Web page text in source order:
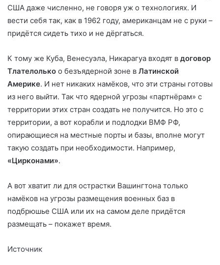
США даже численно, не говоря уж о технологиях. И
вести себя так, как в 1962 году, американцам не с руки –
придётся сидеть тихо и не дёргаться.
К тому же Куба, Венесуэла, Никарагуа входят в договор
Тлателолько о безъядерной зоне в Латинской
Америке. И нет никаких намёков, что эти страны готовы
из него выйти. Так что ядерной угрозы «партнёрам» с
территории этих стран создать не получится. Но это с
территории, а вот корабли и подлодки ВМФ РФ,
опирающиеся на местные порты и базы, вполне могут
такую создать при необходимости. Например,
«Цирконами».
А вот хватит ли для острастки Вашингтона только
намёков на угрозы размещения военных баз в
подбрюшье США или их на самом деле придётся
размещать – покажет время.
Источник